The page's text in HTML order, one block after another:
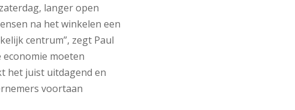
langer open
na het winkelen een
centrum”, zegt Paul
economie moeten
het juist uitdagend en
voortaan